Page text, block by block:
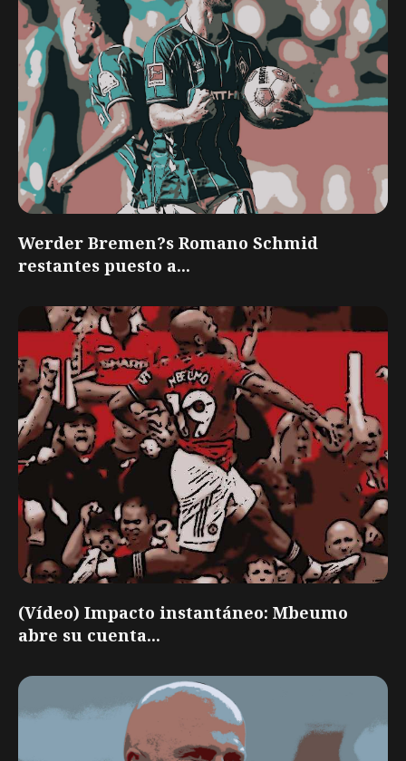
Werder Bremen?s Romano Schmid
restantes puesto a...
(Vídeo) Impacto instantáneo: Mbeumo
abre su cuenta...